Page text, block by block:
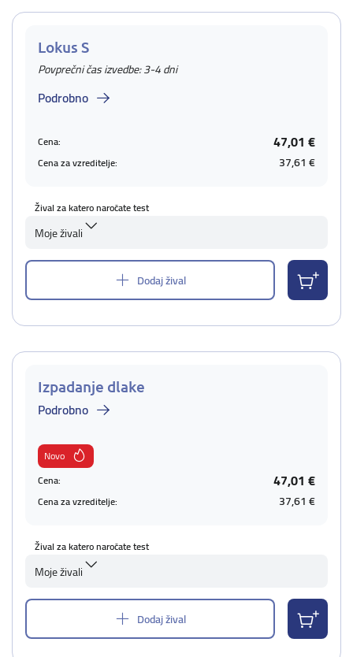
Lokus S
Povprečni čas izvedbe: 3-4 dni
Podrobno
Cena: 47,01 €
Cena za vzreditelje: 37,61 €
Žival za katero naročate test
Moje živali
Dodaj žival
Izpadanje dlake
Podrobno
Novo
Cena:
47,01 €
Cena za vzreditelje: 37,61 €
Žival za katero naročate test
Moje živali
Dodaj žival